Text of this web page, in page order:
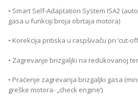
• Smart Self-Adaptation System ISA2
gasa u funkciji broja obrtaja motora)
• Korekcija pritiska u raspšivaču pri ‘cut-
• Zagrevanje brizgaljki na redukovanoj
• Praćenje zagrevanja brizgaljki gasa
greške motora- „check engine’)